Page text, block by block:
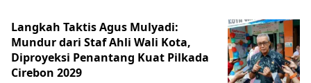
Langkah Taktis Agus Mulyadi:
Mundur dari Staf Ahli Wali Kota,
Diproyeksi Penantang Kuat Pilkada
Cirebon 2029